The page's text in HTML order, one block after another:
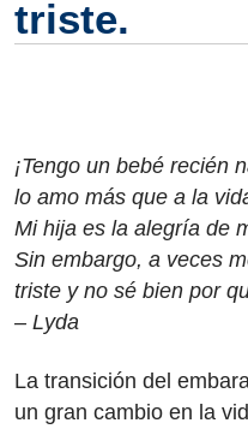
triste.
¡Tengo un bebé recién
lo amo más que a la
Mi hija es la alegría de
Sin embargo, a veces
triste y no sé bien por
– Lyda
La transición del
un gran cambio en la